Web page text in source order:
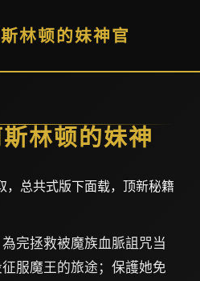
林顿的妹神官
林顿的妹神
，总共式版下面载，顶新秘籍
完拯救被魔族血脈詛咒当
服魔王的旅途；保護她免